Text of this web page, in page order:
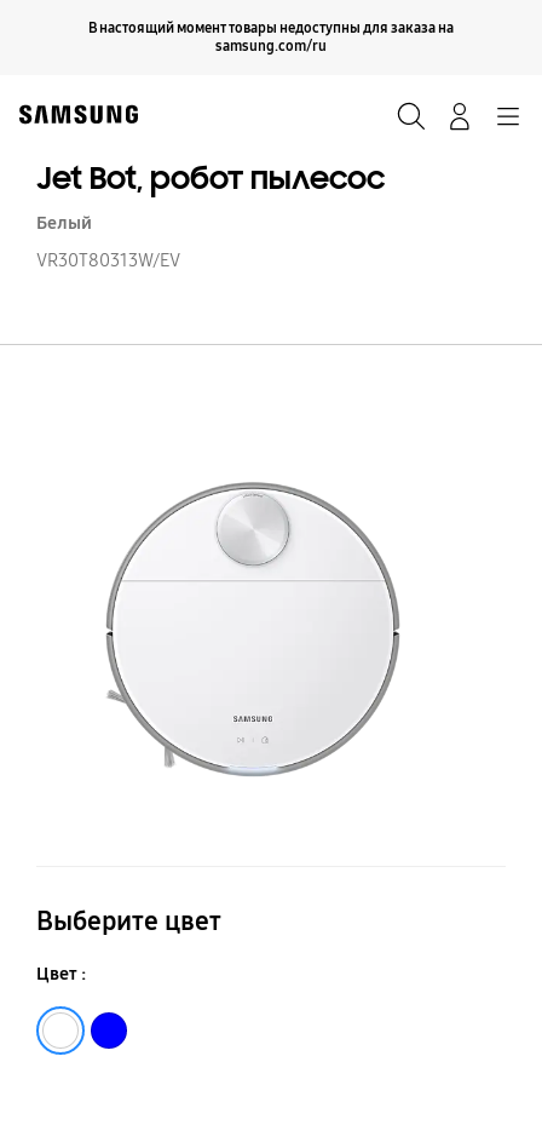
В настоящий момент товары недоступны для заказа на
samsung.com/ru
Продолжить
Jet Bot, робот пылесос
Белый
VR30T80313W/EV
Выберите цвет
Цвет :